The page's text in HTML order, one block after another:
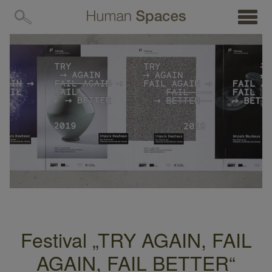
MENÜ
Festival „TRY AGAIN, FAIL
AGAIN, FAIL BETTER“